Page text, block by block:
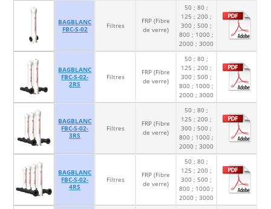
BAGBLANC
FBC-S-02
Filtres
FRP (Fibre
de verre)
50 ; 80 ;
125 ; 200 ;
300 ; 500 ;
800 ; 1000 ;
2000 ; 3000
BAGBLANC
FBC-S-02-
2RS
Filtres
FRP (Fibre
de verre)
50 ; 80 ;
125 ; 200 ;
300 ; 500 ;
800 ; 1000 ;
2000 ; 3000
BAGBLANC
FBC-S-02-
3RS
Filtres
FRP (Fibre
de verre)
50 ; 80 ;
125 ; 200 ;
300 ; 500 ;
800 ; 1000 ;
2000 ; 3000
BAGBLANC
FBC-S-02-
4RS
Filtres
FRP (Fibre
de verre)
50 ; 80 ;
125 ; 200 ;
300 ; 500 ;
800 ; 1000 ;
2000 ; 3000